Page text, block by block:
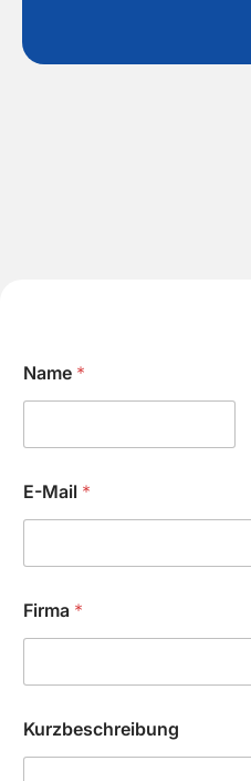
Name *
E-Mail *
Firma *
Kurzbeschreibung